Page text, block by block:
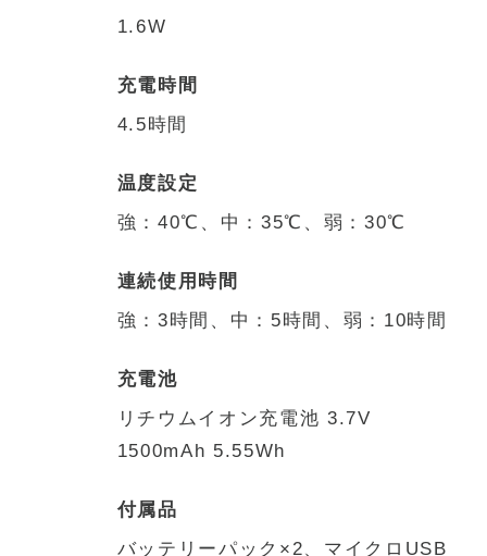
1.6W
充電時間
4.5時間
温度設定
強：40℃、中：35℃、弱：30℃
連続使用時間
強：3時間、中：5時間、弱：10時間
充電池
リチウムイオン充電池 3.7V
1500mAh 5.55Wh
付属品
バッテリーパック×2、マイクロUSB